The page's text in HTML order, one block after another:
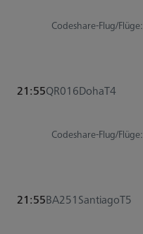
Codeshare-Flug/Flüge:
21:55QR016DohaT4
Codeshare-Flug/Flüge:
21:55BA251 SantiagoT5